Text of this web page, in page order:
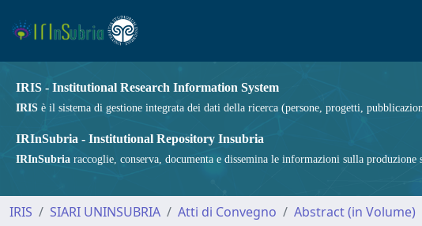
IRIS - Institutional Research Information System
IRIS è il sistema di gestione integrata dei dati della ricerca (persone, progetti,
IRInSubria - Institutional Repository Insubria
IRInSubria raccoglie, conserva, documenta e dissemina le informazioni sulla
IRIS SIARI UNINSUBRIA Atti di Convegno Abstract (in Volume)